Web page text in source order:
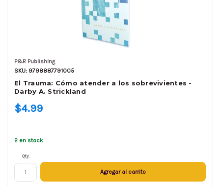
P&R Publishing
SKU: 9798887791005
El Trauma: Cómo atender a los sobrevivientes -
Darby A. Strickland
$4.99
2 en stock
Qty.
Agregar al carrito